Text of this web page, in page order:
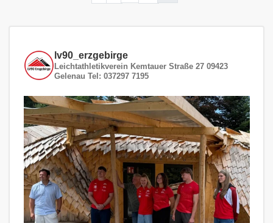
lv90_erzgebirge
Leichtathletikverein Kemtauer Straße 27 09423
Gelenau Tel: 037297 7195